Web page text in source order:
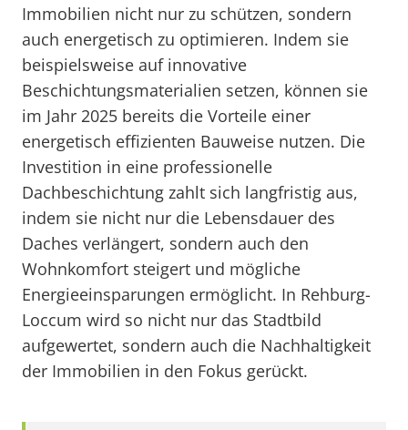
Immobilien nicht nur zu schützen, sondern
auch energetisch zu optimieren. Indem sie
beispielsweise auf innovative
Beschichtungsmaterialien setzen, können sie
im Jahr 2025 bereits die Vorteile einer
energetisch effizienten Bauweise nutzen. Die
Investition in eine professionelle
Dachbeschichtung zahlt sich langfristig aus,
indem sie nicht nur die Lebensdauer des
Daches verlängert, sondern auch den
Wohnkomfort steigert und mögliche
Energieeinsparungen ermöglicht. In Rehburg-
Loccum wird so nicht nur das Stadtbild
aufgewertet, sondern auch die Nachhaltigkeit
der Immobilien in den Fokus gerückt.